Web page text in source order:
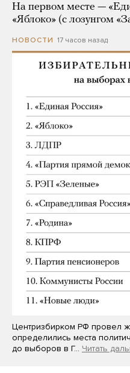
На первом месте —
«Яблоко» (с лозунгом
НОВОСТИ 17 часов назад
Центризбирком РФ провел
определились места
до выборов в Г… Читать